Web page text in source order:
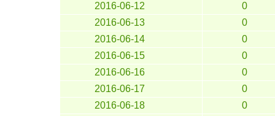
2016-06-12
0
2016-06-13
0
2016-06-14
0
2016-06-15
0
2016-06-16
0
2016-06-17
0
2016-06-18
0